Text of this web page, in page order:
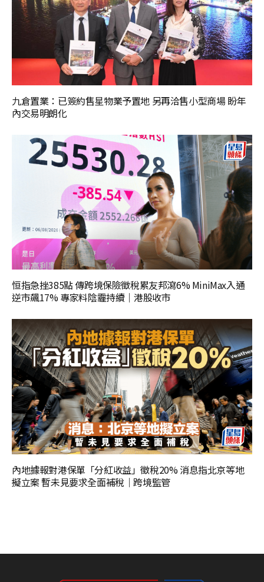
九倉置業：已簽約售星物業予置地 另再洽售小型商場 盼年
內交易明朗化
恒指急挫385點 傳跨境保險徵稅累友邦瀉6% MiniMax入通
逆市飆17% 專家料陰霾持續｜港股收市
內地據報對港保單「分紅收益」徵稅20% 消息指北京等地
擬立案 暫未見要求全面補稅｜跨境監管